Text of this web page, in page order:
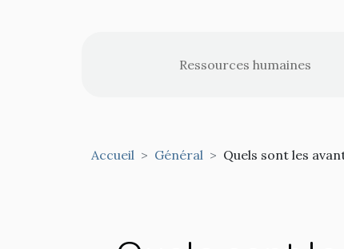
Ressources humaines
Accueil Général Quels sont les